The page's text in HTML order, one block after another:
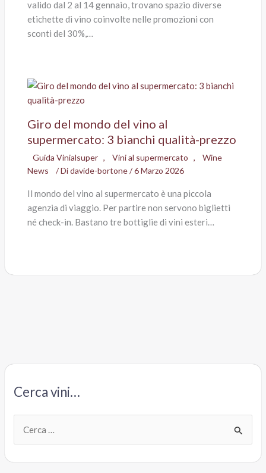
valido dal 2 al 14 gennaio, trovano spazio diverse
etichette di vino coinvolte nelle promozioni con
sconti del 30%,…
Giro del mondo del vino al
supermercato: 3 bianchi qualità-prezzo
Guida Vinialsuper , Vini al supermercato ,
Wine
News
/ Didavide-bortone/6 Marzo 2026
Il mondo del vino al supermercato è una piccola
agenzia di viaggio. Per partire non servono biglietti
né check-in. Bastano tre bottiglie di vini esteri…
Cerca vini…